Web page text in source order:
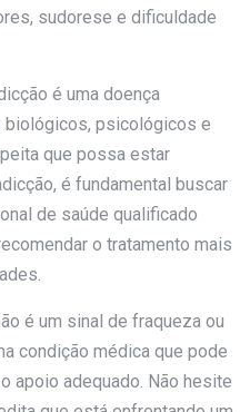
sudorese e dificuldade
é uma doença
biológicos, psicológicos e
que possa estar
é fundamental buscar
de saúde qualificado
o tratamento mais
é um sinal de fraqueza ou
condição médica que pode
apoio adequado. Não hesite